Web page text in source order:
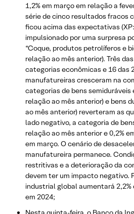
1,2% em março em relação a
série de cinco resultados fracos
ficou acima das expectativas
impulsionado por uma surpresa
“Coque, produtos petrolíferos e
relação ao mês anterior). Três
categorias econômicas e 16 das
manufatureiras cresceram na
categorias de bens semiduráveis
relação ao mês anterior) e bens
ao mês anterior) reverteram as
lado negativo, a categoria de
relação ao mês anterior e 0,2%
em março. O cenário de
manufatureira permanece.
restritivas e a deterioração da
devem ter um impacto negativo.
industrial global aumentará 2,2%
em 2024;